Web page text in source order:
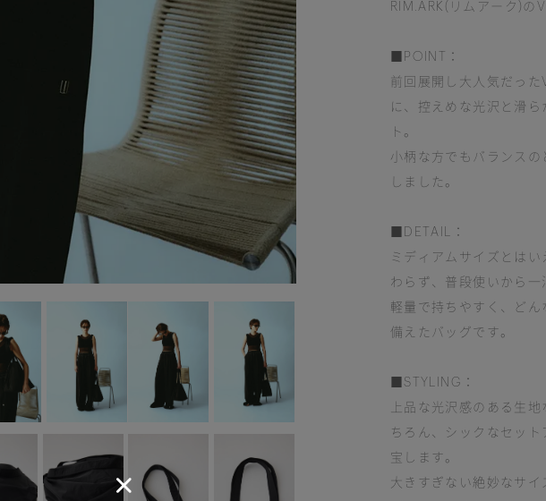
RIM.ARK(リムアーク)
■POINT：
前回展開し大人気だっ
に、控えめな光沢と滑
ト。
小柄な方でもバランス
しました。
■DETAIL：
ミディアムサイズとは
わらず、普段使いから
軽量で持ちやすく、ど
備えたバッグです。
■STYLING：
上品な光沢感のある生
ちろん、シックなセッ
宝します。
大きすぎない絶妙なサ